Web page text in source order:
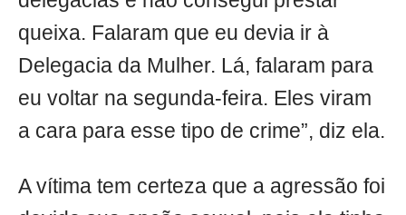
queixa. Falaram que eu devia ir à
Delegacia da Mulher. Lá, falaram para
eu voltar na segunda-feira. Eles viram
a cara para esse tipo de crime”, diz ela.
A vítima tem certeza que a agressão foi